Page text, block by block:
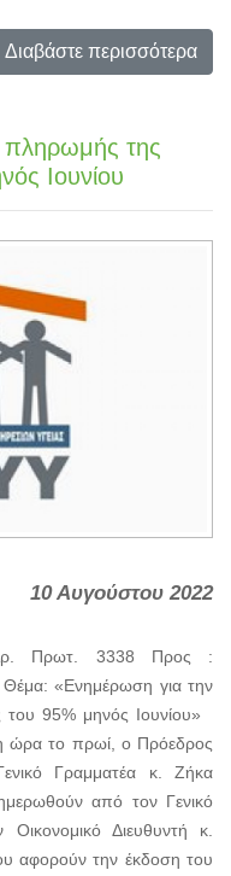
Διαβάστε περισσότερα
πληρωμής της
Ιουνίου
10 Αυγούστου 2022
Πρωτ. 3338 Προς :
«Ενημέρωση για την
95% μηνός Ιουνίου»
ώρα το πρωί, ο Πρόεδρος
Γραμματέα κ. Ζήκα
από τον Γενικό
Διευθυντή κ.
αφορούν την έκδοση του